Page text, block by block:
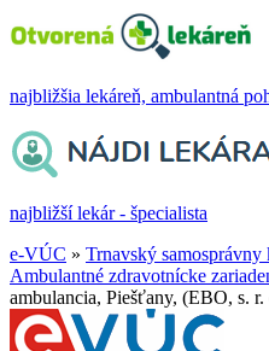
najbližšia lekáreň, ambulantná
najbližší lekár - špecialista
e-VÚC » Trnavský samosprávny
Ambulantné zdravotnícke
ambulancia, Piešťany, (EBO, s. r.